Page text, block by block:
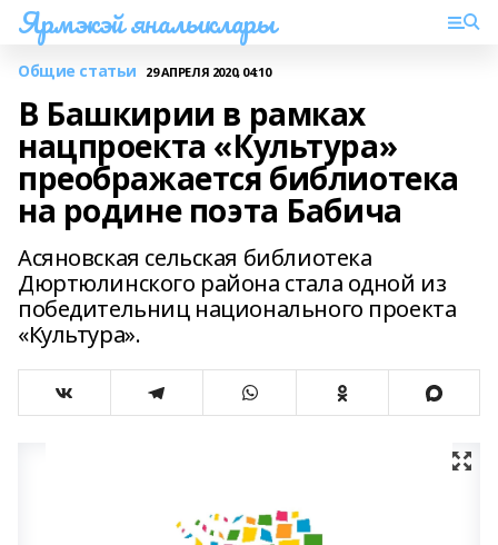
Ярмэкэй яналыклары
Общие статьи 29 АПРЕЛЯ 2020, 04:10
В Башкирии в рамках
нацпроекта «Культура»
преображается библиотека
на родине поэта Бабича
Асяновская сельская библиотека
Дюртюлинского района стала одной из
победительниц национального проекта
«Культура».